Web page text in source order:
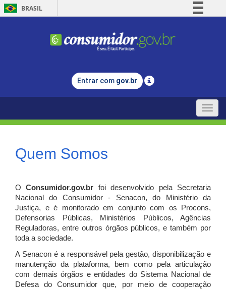
BRASIL
Comunica BR
Legislação
Entrar com gov.br
Toggle
Quem Somos
OConsumidor.gov.br
foi desenvolvido pela Secretaria
Nacional do Consumidor - Senacon, do Ministério da
Justiça, e é monitorado em conjunto com os Procons,
Defensorias Públicas, Ministérios Públicos, Agências
Reguladoras, entre outros órgãos públicos, e também por
toda a sociedade.
A Senacon é a responsável pela gestão, disponibilização e
manutenção da plataforma, bem como pela articulação
com demais órgãos e entidades do Sistema Nacional de
Defesa do Consumidor que, por meio de cooperação